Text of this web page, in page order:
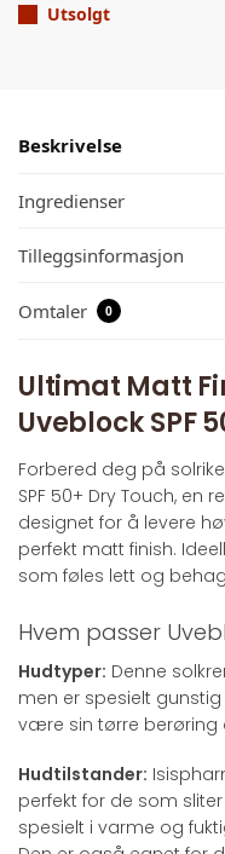
Utsolgt
Beskrivelse
Ingredienser
Tilleggsinformasjon
Omtaler 0
Ultimat Matt
Uveblock SPF
Forbered deg på
SPF 50+ Dry Touch, en
designet for å levere
perfekt matt finish.
som føles lett og
Hvem passer
Hudtyper: Denne
men er spesielt
være sin tørre berøring
Hudtilstander:
perfekt for de som
spesielt i varme og